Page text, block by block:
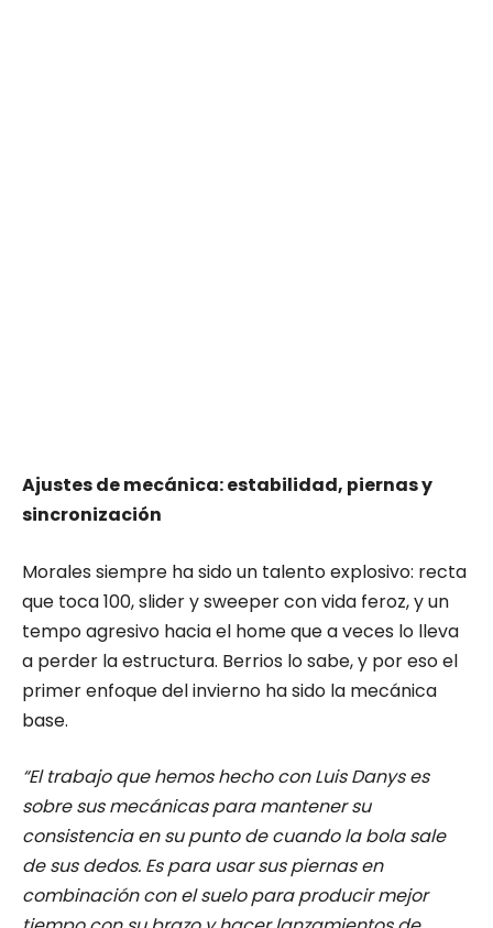
Ajustes de mecánica: estabilidad, piernas y
sincronización
Morales siempre ha sido un talento explosivo: recta
que toca 100, slider y sweeper con vida feroz, y un
tempo agresivo hacia el home que a veces lo lleva
a perder la estructura. Berrios lo sabe, y por eso el
primer enfoque del invierno ha sido la mecánica
base.
“El trabajo que hemos hecho con Luis Danys es
sobre sus mecánicas para mantener su
consistencia en su punto de cuando la bola sale
de sus dedos. Es para usar sus piernas en
combinación con el suelo para producir mejor